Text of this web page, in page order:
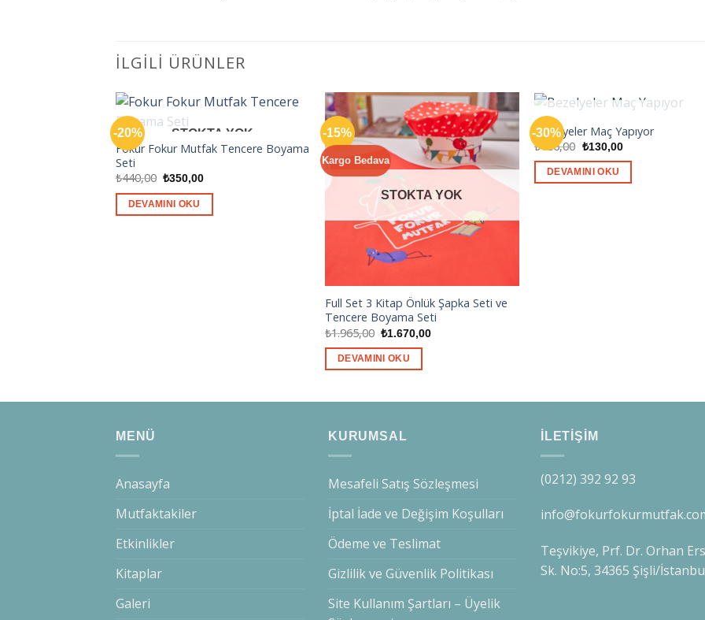
İLGILI ÜRÜNLER
-20% STOKTA YOK
Fokur Fokur Mutfak Tencere Boyama
Seti
₺440,00 Orijinal
₺440,00.
₺350,00Şu
fiyat:
DEVAMINI OKU
-15%
Kargo Bedava
STOKTA YOK
Full Set 3 Kitap Önlük Şapka Seti ve
Tencere Boyama Seti
₺1.965,00 Orijinal
₺1.965,00.
₺1.670,00Şu
DEVAMINI OKU
-30%
STOKTA YOK
Bezelyeler Maç Yapıyor
₺186,00 Orijinal
₺186,00.
₺130,00Şu
fiyat:
₺130,00.
DEVAMINI OKU
MENÜ
Anasayfa
Mutfaktakiler
Etkinlikler
Kitaplar
Galeri
KURUMSAL
Mesafeli Satış Sözleşmesi
İptal İade ve Değişim Koşulları
Ödeme ve Teslimat
Gizlilik ve Güvenlik Politikası
Site Kullanım Şartları – Üyelik
İLETİŞİM
(0212) 392 92 93
Teşvikiye, Prf. Dr. Orhan
Sk. No:5, 34365 Şişli/